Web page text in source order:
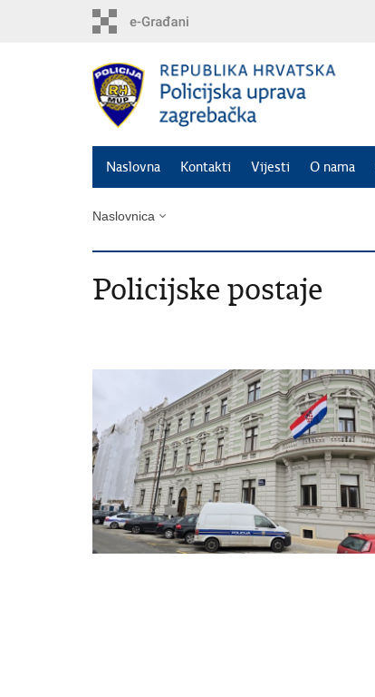
Naslovna Kontakti Vijesti O nama
Naslovnica
Policijske postaje